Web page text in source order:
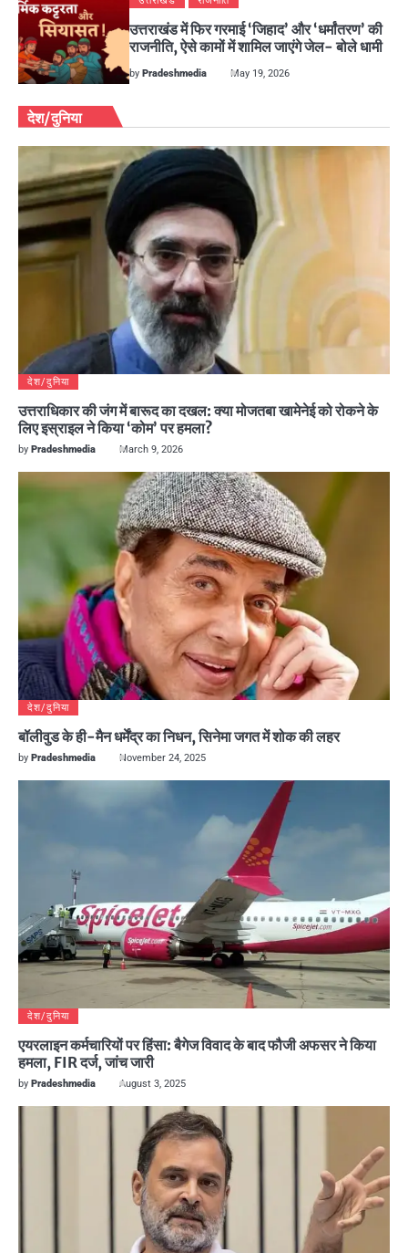
उत्तराखंड में फिर गरमाई ‘जिहाद’ और ‘धर्मांतरण’ की
राजनीति, ऐसे कामों में शामिल जाएंगे जेल- बोले धामी
byPradeshmedia May 19, 2026
देश/दुनिया
देश/दुनिया
उत्तराधिकार की जंग में बारूद का दखल: क्या मोजतबा खामेनेई को रोकने के
लिए इस्राइल ने किया ‘कोम’ पर हमला?
by Pradeshmedia March 9, 2026
देश/दुनिया
बॉलीवुड के ही-मैन धर्मेंद्र का निधन, सिनेमा जगत में शोक की लहर
by Pradeshmedia November 24, 2025
देश/दुनिया
एयरलाइन कर्मचारियों पर हिंसा: बैगेज विवाद के बाद फौजी अफसर ने किया
हमला, FIR दर्ज, जांच जारी
by Pradeshmedia August 3, 2025